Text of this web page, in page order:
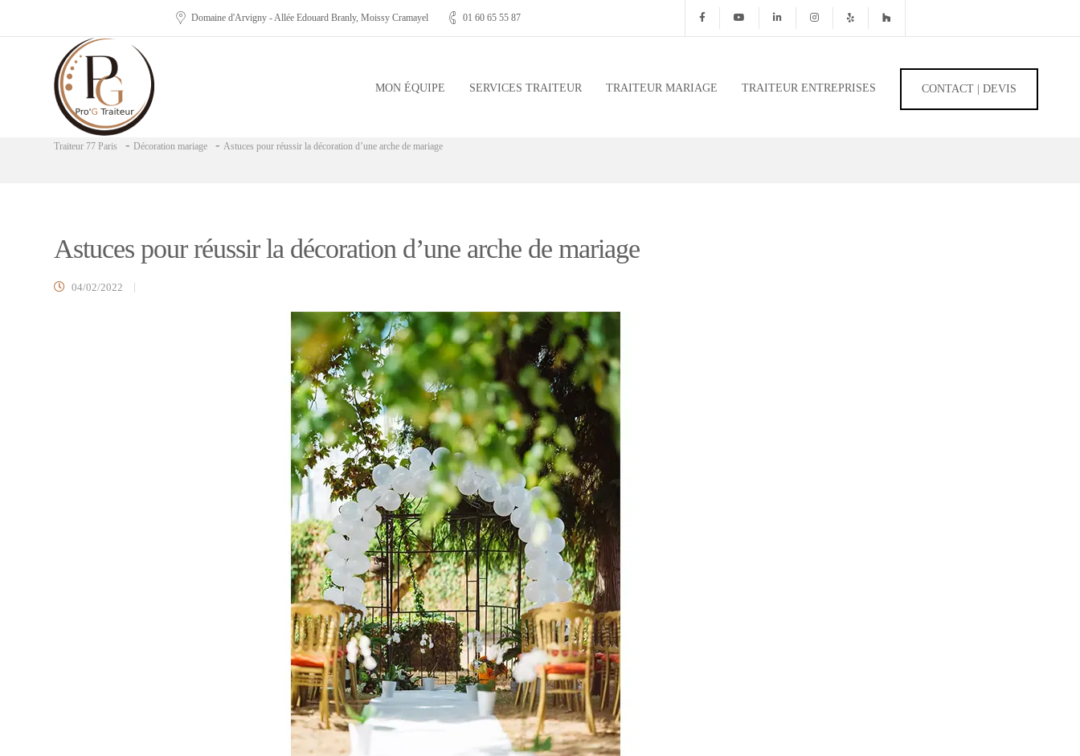
Domaine d'Arvigny - Allée Edouard Branly, Moissy Cramayel 01 60 65 55 87
MON ÉQUIPE SERVICES TRAITEUR TRAITEUR MARIAGE TRAITEUR ENTREPRISES CONTACT | DEVIS
Traiteur 77 Paris - Décoration mariage - Astuces pour réussir la décoration d’une arche de mariage
Astuces pour réussir la décoration d’une arche de mariage
04/02/2022